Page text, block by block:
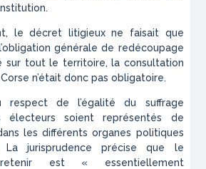
le décret litigieux ne faisait que
générale de redécoupage
sur tout le territoire, la consultation
n’était donc pas obligatoire.
respect de l’égalité du suffrage
électeurs soient représentés de
les différents organes politiques
La jurisprudence précise que le
est « essentiellement